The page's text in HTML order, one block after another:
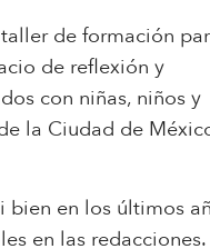
de formación
de reflexión y
con niñas, niños y
la Ciudad de
bien en los últimos
en las